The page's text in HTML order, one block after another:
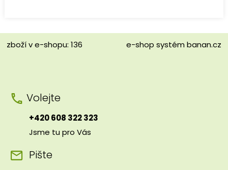
zboží v e-shopu: 136 e-shop systém banan.cz
Volejte
+420 608 322 323
Jsme tu pro Vás
Pište